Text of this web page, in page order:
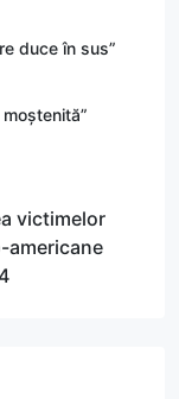
duce în sus”
victimelor
americane